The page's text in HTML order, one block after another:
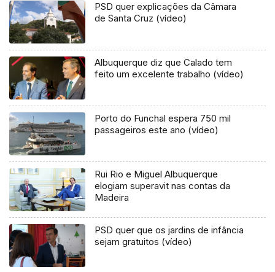
PSD quer explicações da Câmara
de Santa Cruz (vídeo)
Albuquerque diz que Calado tem
feito um excelente trabalho (vídeo)
Porto do Funchal espera 750 mil
passageiros este ano (vídeo)
Rui Rio e Miguel Albuquerque
elogiam superavit nas contas da
Madeira
PSD quer que os jardins de infância
sejam gratuitos (vídeo)